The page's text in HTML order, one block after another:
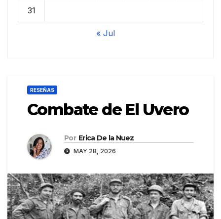
31
« Jul
RESEÑAS
Combate de El Uvero
Por Erica De la Nuez
MAY 28, 2026